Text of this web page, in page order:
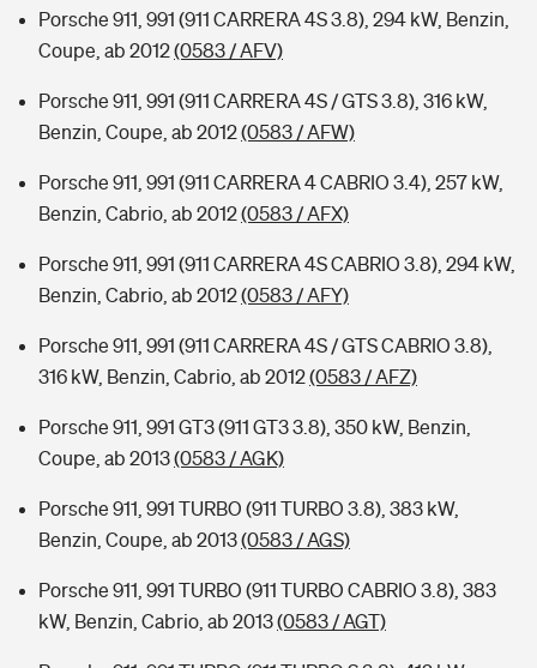
Porsche 911, 991 (911 CARRERA 4S 3.8), 294 kW, Benzin,
Coupe, ab 2012(0583 / AFV)
Porsche 911, 991 (911 CARRERA 4S / GTS 3.8), 316 kW,
Benzin, Coupe, ab 2012(0583 / AFW)
Porsche 911, 991 (911 CARRERA 4 CABRIO 3.4), 257 kW,
Benzin, Cabrio, ab 2012(0583 / AFX)
Porsche 911, 991 (911 CARRERA 4S CABRIO 3.8), 294 kW,
Benzin, Cabrio, ab 2012(0583 / AFY)
Porsche 911, 991 (911 CARRERA 4S / GTS CABRIO 3.8),
316 kW, Benzin, Cabrio, ab 2012(0583 / AFZ)
Porsche 911, 991 GT3 (911 GT3 3.8), 350 kW, Benzin,
Coupe, ab 2013(0583 / AGK)
Porsche 911, 991 TURBO (911 TURBO 3.8), 383 kW,
Benzin, Coupe, ab 2013(0583 / AGS)
Porsche 911, 991 TURBO (911 TURBO CABRIO 3.8), 383
kW, Benzin, Cabrio, ab 2013(0583 / AGT)